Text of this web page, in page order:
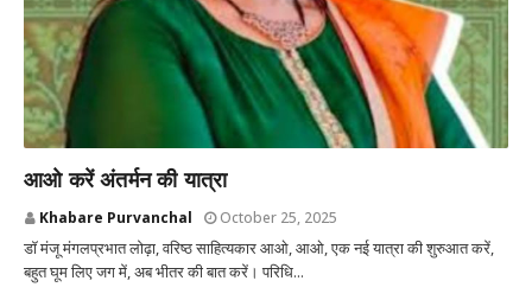
आओ करें अंतर्मन की यात्रा
Khabare Purvanchal October 25, 2025
डॉ मंजू मंगलप्रभात लोढ़ा, वरिष्ठ साहित्यकार आओ, आओ, एक नई यात्रा की शुरुआत करें,
बहुत घूम लिए जग में, अब भीतर की बात करें। परिधि...